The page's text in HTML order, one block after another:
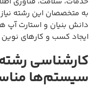
به متخصصان این رشته
دانش بنیان و استارت آپ
ایجاد کسب و کارهای
کارشناسی
سیستم‌ها